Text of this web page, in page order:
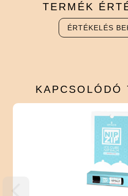
TERMÉK
ÉRTÉKELÉS
KAPCSOLÓDÓ